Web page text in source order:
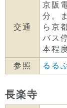
交通
京阪
分。
ら京
バス
本程
参照
るる
長楽寺